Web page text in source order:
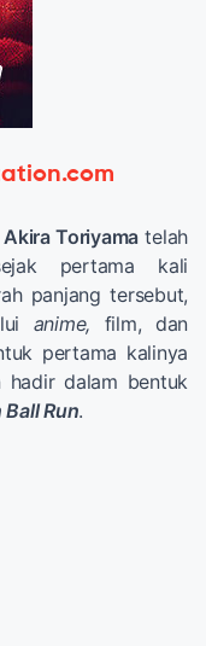
Akira Toriyama telah
pertama kali
panjang tersebut,
anime, film, dan
pertama kalinya
dalam bentuk
Run.